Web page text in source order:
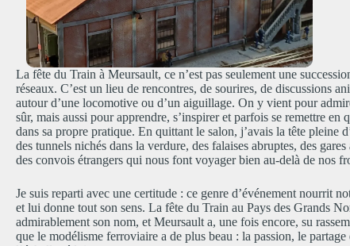
La fête du Train à Meursault, ce n’est pas seulement une
réseaux. C’est un lieu de rencontres, de sourires, de discussions
autour d’une locomotive ou d’un aiguillage. On y vient pour
sûr, mais aussi pour apprendre, s’inspirer et parfois se remettre en
dans sa propre pratique. En quittant le salon, j’avais la tête pleine
des tunnels nichés dans la verdure, des falaises abruptes, des gares
des convois étrangers qui nous font voyager bien au-delà de nos
Je suis reparti avec une certitude : ce genre d’événement nourrit
et lui donne tout son sens. La fête du Train au Pays des Grands
admirablement son nom, et Meursault a, une fois encore, su
que le modélisme ferroviaire a de plus beau : la passion, le partage